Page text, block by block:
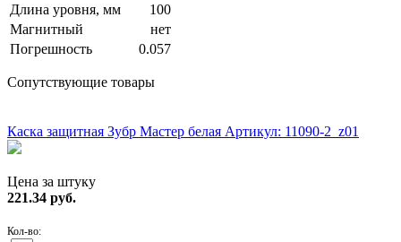
Длина уровня, мм
100
Магнитный
нет
Погрешность
0.057
Сопутствующие товары
Каска защитная Зубр Мастер белая Артикул: 11090-2_z01
Цена за штуку
221.34 руб.
Кол-во: